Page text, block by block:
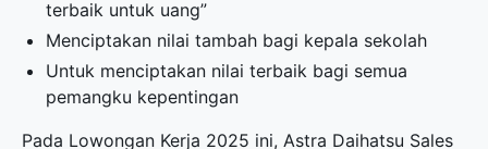
terbaik untuk uang”
Menciptakan nilai tambah bagi kepala sekolah
Untuk menciptakan nilai terbaik bagi semua
pemangku kepentingan
Pada Lowongan Kerja 2025 ini, Astra Daihatsu Sales